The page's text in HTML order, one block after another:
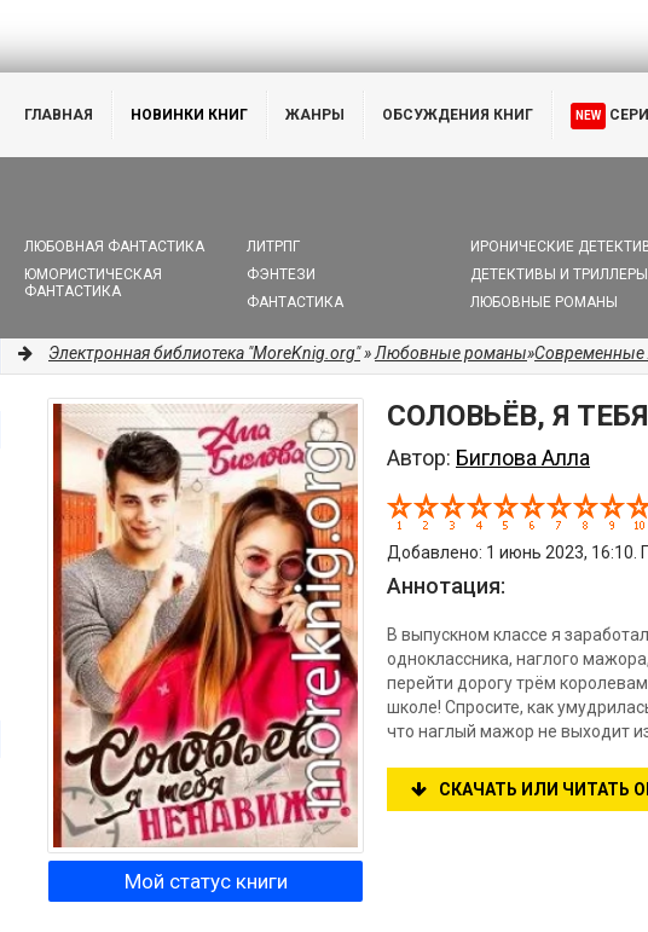
ГЛАВНАЯ НОВИНКИ КНИГ ЖАНРЫ ОБСУЖДЕНИЯ КНИГ NEW
ЛЮБОВНАЯ ФАНТАСТИКА
ЮМОРИСТИЧЕСКАЯ
ФАНТАСТИКА
ЛИТРПГ
ФЭНТЕЗИ
ФАНТАСТИКА
ИРОНИЧЕСКИЕ
ДЕТЕКТИВЫ И ТРИЛЛЕРЫ
ЛЮБОВНЫЕ РОМАНЫ
Электронная библиотека "MoreKnig.org"»Любовные романы»
СОЛОВЬЁВ, Я
Автор: Биглова Алла
Добавлено: 1 июнь 2023, 16:10.
Аннотация:
В выпускном классе я
одноклассника, наглого
перейти дорогу трём
школе! Спросите, как
что наглый мажор не выходит
СКАЧАТЬ ИЛИ ЧИТАТЬ
Мой статус книги